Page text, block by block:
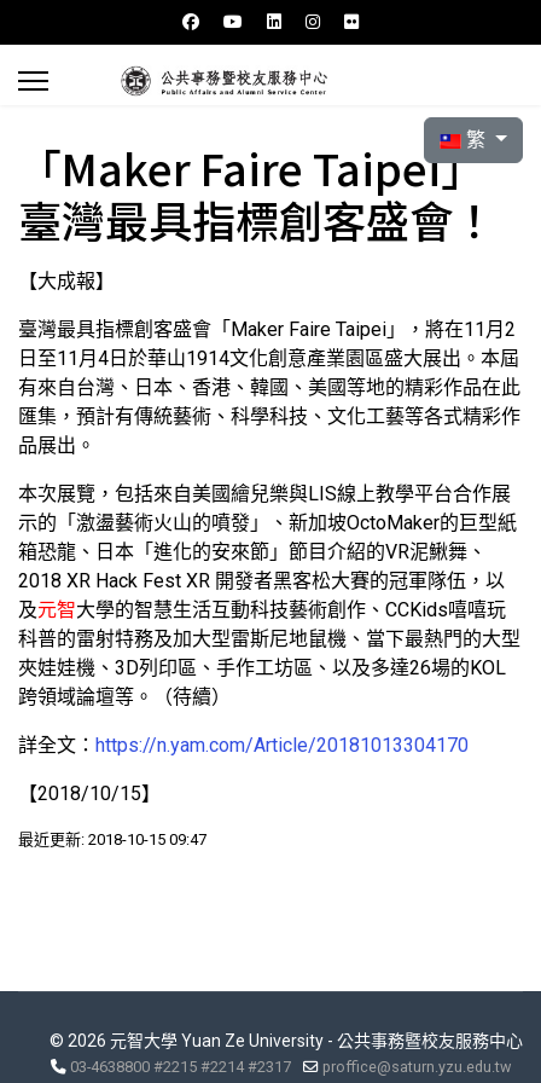
選擇你的語言
繁
「Maker Faire Taipei」
臺灣最具指標創客盛會！
【大成報】
臺灣最具指標創客盛會「Maker Faire Taipei」，將在11月2
日至11月4日於華山1914文化創意產業園區盛大展出。本屆
有來自台灣、日本、香港、韓國、美國等地的精彩作品在此
匯集，預計有傳統藝術、科學科技、文化工藝等各式精彩作
品展出。
本次展覽，包括來自美國繪兒樂與LIS線上教學平台合作展
示的「激盪藝術火山的噴發」、新加坡OctoMaker的巨型紙
箱恐龍、日本「進化的安來節」節目介紹的VR泥鰍舞、
2018 XR Hack Fest XR 開發者黑客松大賽的冠軍隊伍，以
及元智大學的智慧生活互動科技藝術創作、CCKids嘻嘻玩
科普的雷射特務及加大型雷斯尼地鼠機、當下最熱門的大型
夾娃娃機、3D列印區、手作工坊區、以及多達26場的KOL
跨領域論壇等。（待續）
詳全文： https://n.yam.com/Article/20181013304170
【2018/10/15】
最近更新: 2018-10-15 09:47
© 2026 元智大學 Yuan Ze University - 公共事務暨校友服務中心
03-4638800 #2215 #2214 #2317 proffice@saturn.yzu.edu.tw